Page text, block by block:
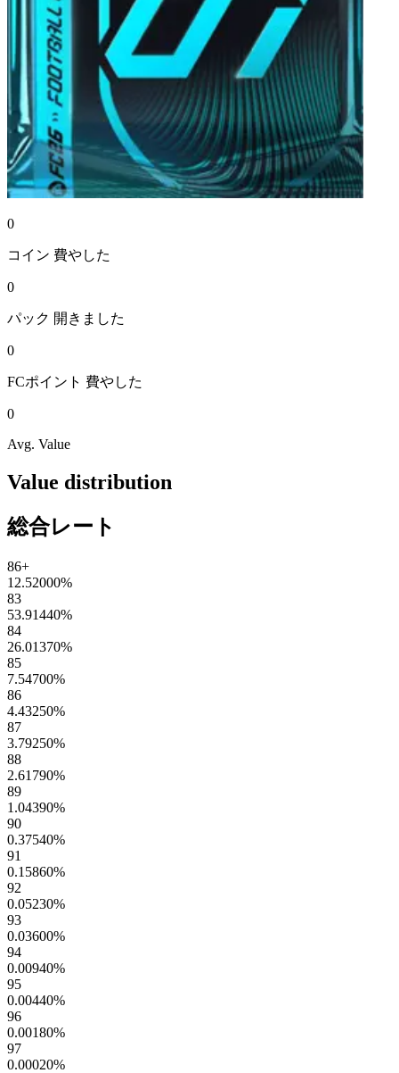
0
コイン 費やした
0
パック 開きました
0
FCポイント 費やした
0
Avg. Value
Value distribution
総合レート
86+
12.52000%
83
53.91440%
84
26.01370%
85
7.54700%
86
4.43250%
87
3.79250%
88
2.61790%
89
1.04390%
90
0.37540%
91
0.15860%
92
0.05230%
93
0.03600%
94
0.00940%
95
0.00440%
96
0.00180%
97
0.00020%